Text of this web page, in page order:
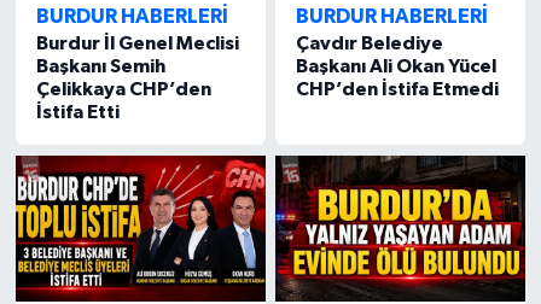
BURDUR HABERLERİ
Burdur İl Genel Meclisi
Başkanı Semih
Çelikkaya CHP’den
İstifa Etti
BURDUR HABERLERİ
Çavdır Belediye
Başkanı Ali Okan Yücel
CHP’den İstifa Etmedi